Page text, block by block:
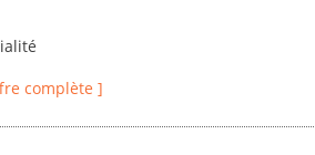
complète ]